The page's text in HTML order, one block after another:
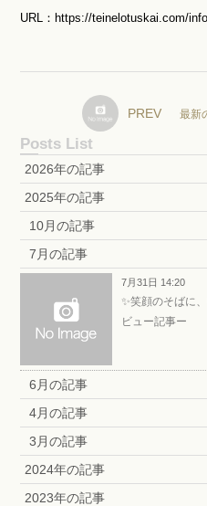
URL： https://teinelotuskai.com/
PREV 最新
Posts List
2026年の記事
2025年の記事
10月の記事
7月の記事
7月31日 14:20
✨笑顔のそばに
ビュー記事ー
6月の記事
4月の記事
3月の記事
2024年の記事
2023年の記事